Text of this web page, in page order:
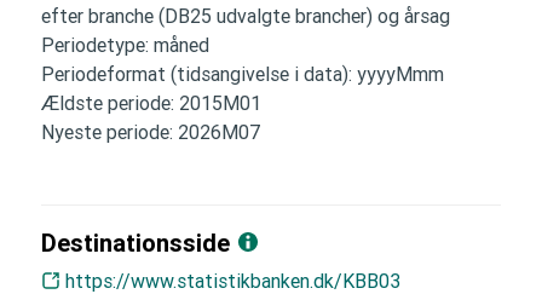
efter branche (DB25 udvalgte brancher) og årsag
Periodetype: måned
Periodeformat (tidsangivelse i data): yyyyMmm
Ældste periode: 2015M01
Nyeste periode: 2026M07
Destinationsside
https://www.statistikbanken.dk/KBB03